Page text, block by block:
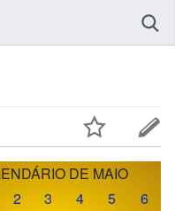
DE MAIO
2 3 4 5
6